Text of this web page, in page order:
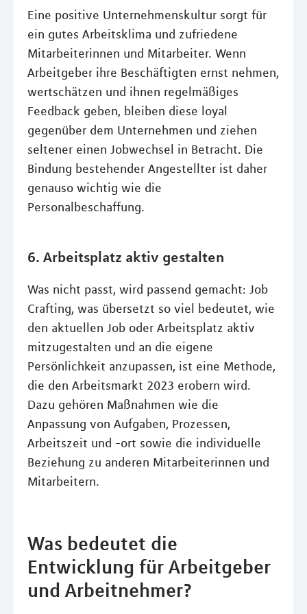
Eine positive Unternehmenskultur sorgt für
ein gutes Arbeitsklima und zufriedene
Mitarbeiterinnen und Mitarbeiter. Wenn
Arbeitgeber ihre Beschäftigten ernst nehmen,
wertschätzen und ihnen regelmäßiges
Feedback geben, bleiben diese loyal
gegenüber dem Unternehmen und ziehen
seltener einen Jobwechsel in Betracht. Die
Bindung bestehender Angestellter ist daher
genauso wichtig wie die
Personalbeschaffung.
6. Arbeitsplatz aktiv gestalten
Was nicht passt, wird passend gemacht: Job
Crafting, was übersetzt so viel bedeutet, wie
den aktuellen Job oder Arbeitsplatz aktiv
mitzugestalten und an die eigene
Persönlichkeit anzupassen, ist eine Methode,
die den Arbeitsmarkt 2023 erobern wird.
Dazu gehören Maßnahmen wie die
Anpassung von Aufgaben, Prozessen,
Arbeitszeit und -ort sowie die individuelle
Beziehung zu anderen Mitarbeiterinnen und
Mitarbeitern.
Was bedeutet die
Entwicklung für Arbeitgeber
und Arbeitnehmer?